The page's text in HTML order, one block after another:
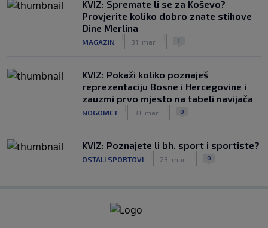
KVIZ: Spremate li se za Koševo?
Provjerite koliko dobro znate stihove
Dine Merlina
MAGAZIN 31. mar. 1
KVIZ: Pokaži koliko poznaješ
reprezentaciju Bosne i Hercegovine i
zauzmi prvo mjesto na tabeli navijača
NOGOMET 31. mar. 0
KVIZ: Poznajete li bh. sport i sportiste?
OSTALI SPORTOVI 23. mar. 0